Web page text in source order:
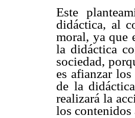
Este
didáctica, al
moral, ya que
la didáctica
sociedad,
es afianzar
de la
realizará la
los contenidos